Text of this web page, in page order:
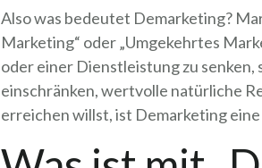
Also was bedeutet Demarketing?
Marketing“ oder „Umgekehrtes
oder einer Dienstleistung zu
einschränken, wertvolle natürliche
erreichen willst, ist Demarketing